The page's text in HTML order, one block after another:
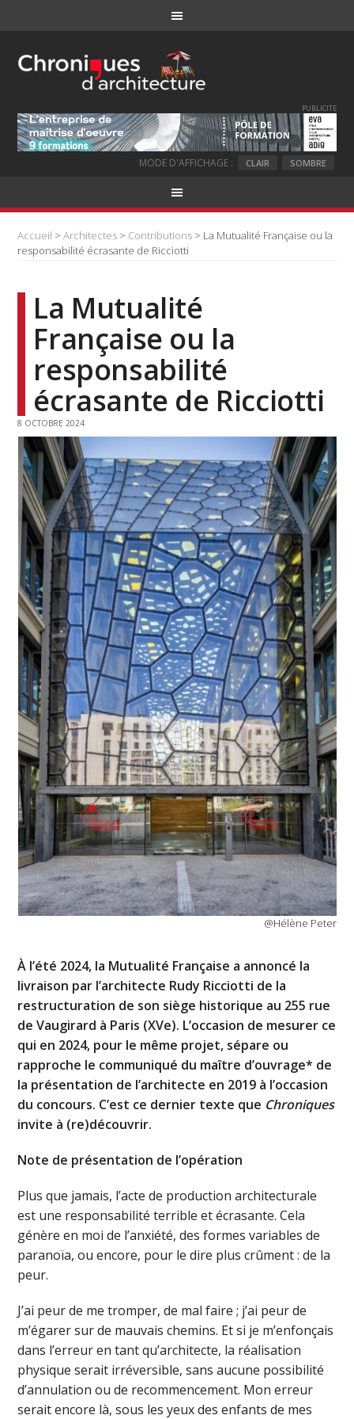
PUBLICITE
MODE D'AFFICHAGE : CLAIR SOMBRE
Accueil >Architectes > Contributions > La Mutualité Française ou la
responsabilité écrasante de Ricciotti
La Mutualité
Française ou la
responsabilité
écrasante de Ricciotti
8 OCTOBRE 2024
@Hélène Peter
À l’été 2024, la Mutualité Française a annoncé la
livraison par l’architecte Rudy Ricciotti de la
restructuration de son siège historique au 255 rue
de Vaugirard à Paris (XVe). L’occasion de mesurer ce
qui en 2024, pour le même projet, sépare ou
rapproche le communiqué du maître d’ouvrage* de
la présentation de l’architecte en 2019 à l’occasion
du concours. C’est ce dernier texte que Chroniques
invite à (re)découvrir.
Note de présentation de l’opération
Plus que jamais, l’acte de production architecturale
est une responsabilité terrible et écrasante. Cela
génère en moi de l’anxiété, des formes variables de
paranoïa, ou encore, pour le dire plus crûment : de la
peur.
J’ai peur de me tromper, de mal faire ; j’ai peur de
m’égarer sur de mauvais chemins. Et si je m’enfonçais
dans l’erreur en tant qu’architecte, la réalisation
physique serait irréversible, sans aucune possibilité
d’annulation ou de recommencement. Mon erreur
serait encore là, sous les yeux des enfants de mes